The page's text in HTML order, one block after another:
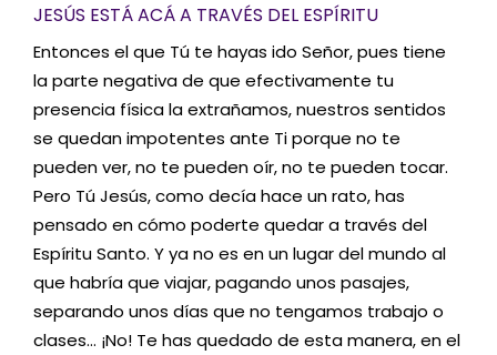
JESÚS ESTÁ ACÁ A TRAVÉS DEL ESPÍRITU
Entonces el que Tú te hayas ido Señor, pues tiene
la parte negativa de que efectivamente tu
presencia física la extrañamos, nuestros sentidos
se quedan impotentes ante Ti porque no te
pueden ver, no te pueden oír, no te pueden tocar.
Pero Tú Jesús, como decía hace un rato, has
pensado en cómo poderte quedar a través del
Espíritu Santo. Y ya no es en un lugar del mundo al
que habría que viajar, pagando unos pasajes,
separando unos días que no tengamos trabajo o
clases… ¡No! Te has quedado de esta manera, en el